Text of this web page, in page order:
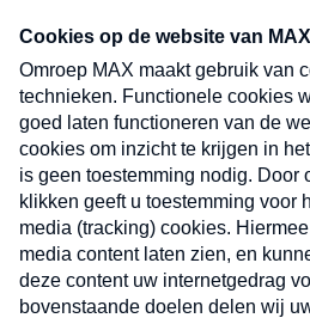
nieuwsbrief. Elke vrijdag- en
uw mailbox.